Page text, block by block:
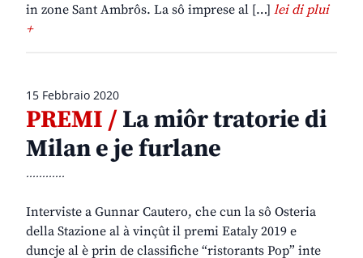
in zone Sant Ambrôs. La sô imprese al […] lei di plui
+
15 Febbraio 2020
PREMI /La miôr tratorie di
Milan e je furlane
............
Interviste a Gunnar Cautero, che cun la sô Osteria
della Stazione al à vinçût il premi Eataly 2019 e
duncje al è prin de classifiche “ristorants Pop” inte